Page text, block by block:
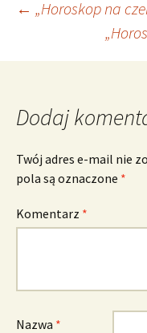
wpisu
← „Horoskop na
Dodaj
Twój adres e-mail nie
pola są oznaczone *
Komentarz *
Nazwa *